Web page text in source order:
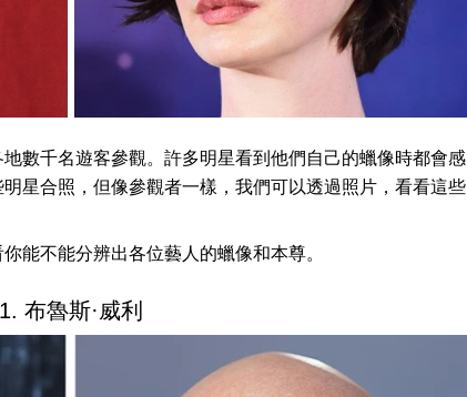
數千名遊客參觀。許多明星看到他們自己的蠟像時都會感
星合照，但像參觀者一樣，我們可以透過照片，看看這些
能不能分辨出各位藝人的蠟像和本尊。
1. 布魯斯·威利